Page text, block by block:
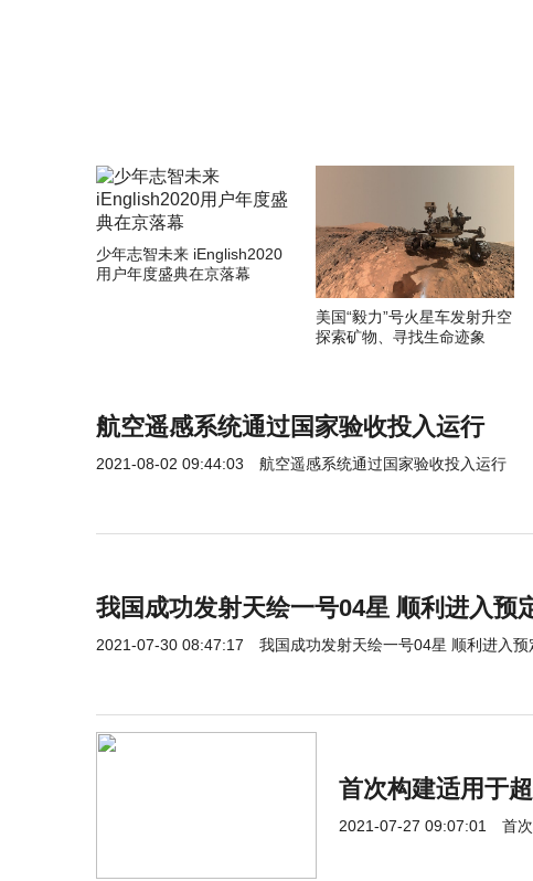
少年志智未来 iEnglish2020
用户年度盛典在京落幕
美国“毅力”号火星车发射升空
探索矿物、寻找生命迹象
航空遥感系统通过国家验收投入运行
2021-08-02 09:44:03 航空遥感系统通过国家验收投入运行
我国成功发射天绘一号04星 顺利进入预
2021-07-30 08:47:17 我国成功发射天绘一号04星 顺利进入预
首次构建适用于
2021-07-27 09:07:01 首